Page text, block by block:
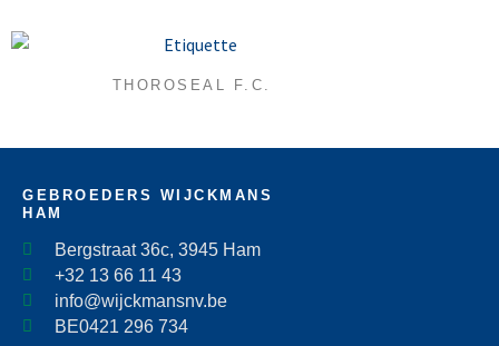
THOROSEAL F.C.
GEBROEDERS WIJCKMANS
HAM
Bergstraat 36c, 3945 Ham
+32 13 66 11 43
info@wijckmansnv.be
BE0421 296 734